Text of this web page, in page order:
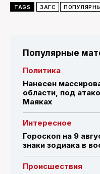
TAGS ЗАГС
Популярные
Политика
Нанесен
области, под
Маяках
Интересное
Гороскоп на 9
знаки зодиака в
Происшествия